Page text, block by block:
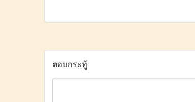
ตอบกระทู้